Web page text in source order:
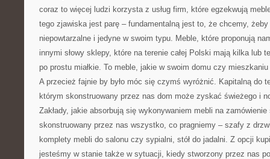
coraz to więcej ludzi korzysta z usług firm, które egzekwują
tego zjawiska jest parę – fundamentalną jest to, że chcemy,
niepowtarzalne i jedyne w swoim typu. Meble, które proponują
innymi słowy sklepy, które na terenie całej Polski mają kilka lub
po prostu miałkie. To meble, jakie w swoim domu czy
A przecież fajnie by było móc się czymś wyróżnić. Kapitalną do
którym skonstruowany przez nas dom może zyskać świeżego i
Zakłady, jakie absorbują się wykonywaniem mebli na
skonstruowany przez nas wszystko, co pragniemy – szafy z
komplety mebli do salonu czy sypialni, stół do jadalni. Z opcji
jesteśmy w stanie także w sytuacji, kiedy stworzony przez nas